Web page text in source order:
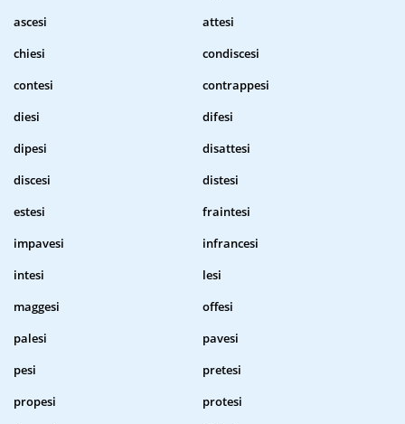
ascesi
attesi
chiesi
condiscesi
contesi
contrappesi
diesi
difesi
dipesi
disattesi
discesi
distesi
estesi
fraintesi
impavesi
infrancesi
intesi
lesi
maggesi
offesi
palesi
pavesi
pesi
pretesi
propesi
protesi